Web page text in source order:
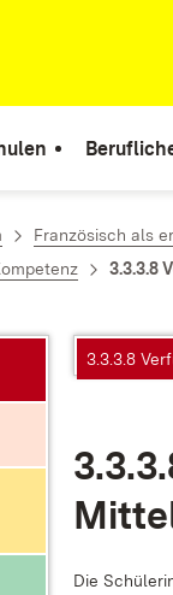
Französisch als
3.3.3.8
3.3.3.8
Die